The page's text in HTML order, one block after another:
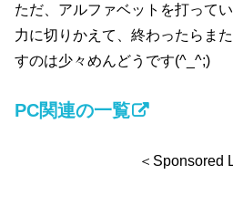
ただ、アルファベットを打って
力に切りかえて、終わったらま
すのは少々めんどうです(^_^;)
PC関連の一覧
＜Sponsored